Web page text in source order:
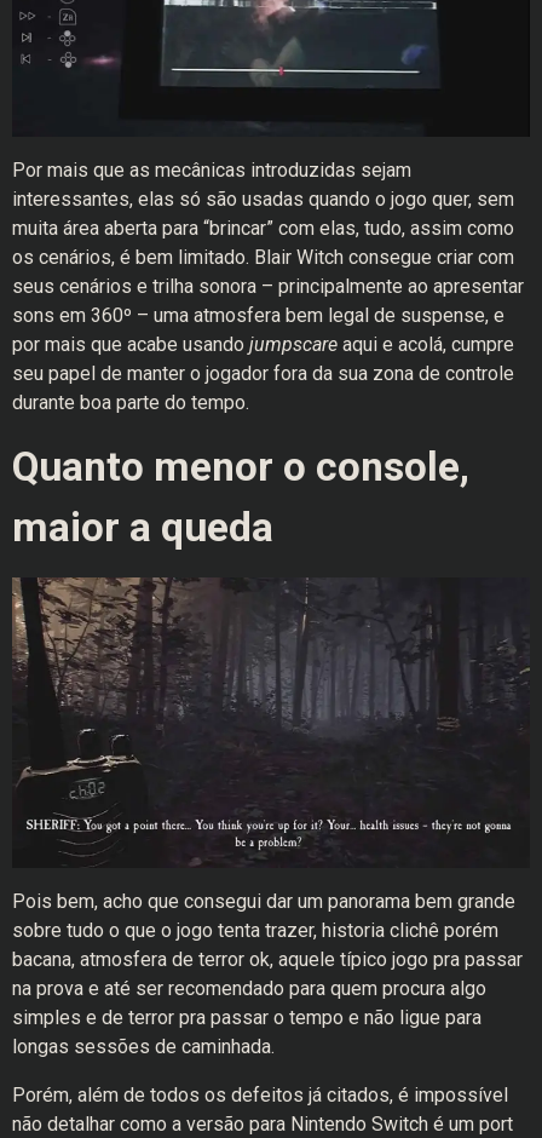
Por mais que as mecânicas introduzidas sejam
interessantes, elas só são usadas quando o jogo quer, sem
muita área aberta para “brincar” com elas, tudo, assim como
os cenários, é bem limitado. Blair Witch consegue criar com
seus cenários e trilha sonora – principalmente ao apresentar
sons em 360º – uma atmosfera bem legal de suspense, e
por mais que acabe usando jumpscare aqui e acolá, cumpre
seu papel de manter o jogador fora da sua zona de controle
durante boa parte do tempo.
Quanto menor o console,
maior a queda
Pois bem, acho que consegui dar um panorama bem grande
sobre tudo o que o jogo tenta trazer, historia clichê porém
bacana, atmosfera de terror ok, aquele típico jogo pra passar
na prova e até ser recomendado para quem procura algo
simples e de terror pra passar o tempo e não ligue para
longas sessões de caminhada.
Porém, além de todos os defeitos já citados, é impossível
não detalhar como a versão para Nintendo Switch é um port